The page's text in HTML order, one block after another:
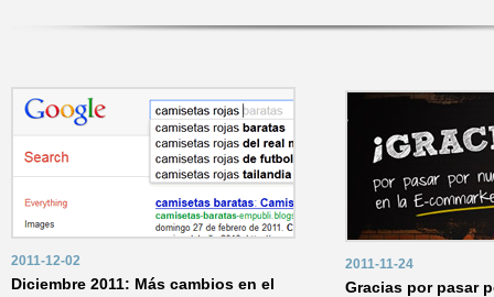
2011-12-02
Diciembre 2011: Más cambios en el
2011-11-24
Gracias por pasar